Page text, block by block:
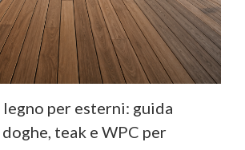
per esterni: guida
teak e WPC per